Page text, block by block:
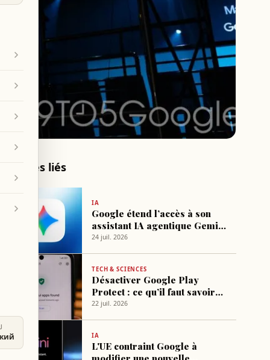
Articles liés
IA
Google étend l’accès à son
assistant IA agentique Gemini
Spark
24 juil. 2026
TECH & SCIENCES
Désactiver Google Play
Protect : ce qu’il faut savoir
avant
22 juil. 2026
IA
L'UE contraint Google à